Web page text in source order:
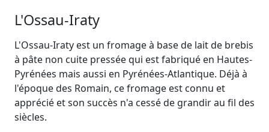
L'Ossau-Iraty
L'Ossau-Iraty est un fromage à base de lait de brebis
à pâte non cuite pressée qui est fabriqué en Hautes-
Pyrénées mais aussi en Pyrénées-Atlantique. Déjà à
l'époque des Romain, ce fromage est connu et
apprécié et son succès n'a cessé de grandir au fil des
siècles.